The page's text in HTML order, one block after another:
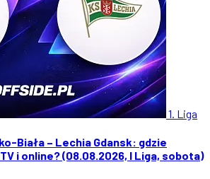
1. Liga
Biała – Lechia Gdansk: gdzie
i online? (08.08.2026, I Liga, sobota)